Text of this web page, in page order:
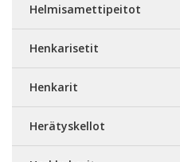
Helmisamettipeitot
Henkarisetit
Henkarit
Herätyskellot